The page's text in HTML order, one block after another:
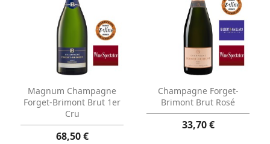
Aperçu rapide
Magnum Champagne
Forget-Brimont Brut 1er
Cru
68,50 €
Aperçu rapide
Champagne Forget-
Brimont Brut Rosé
33,70 €